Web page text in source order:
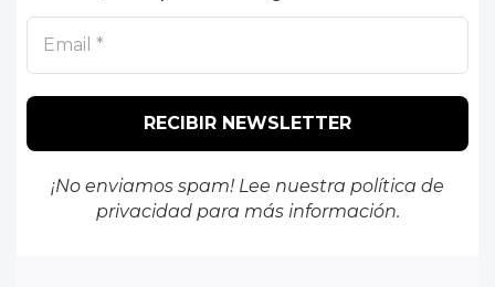
¡No enviamos spam! Lee nuestra política de
privacidadpara más información.